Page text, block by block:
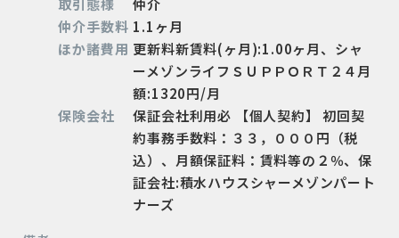
仲介手数料 1.1ヶ月
ほか諸費用 更新料新賃料(ヶ月):1.00ヶ月、シャ
ーメゾンライフＳＵＰＰＯＲＴ２４月
額:1320円/月
保険会社
保証会社利用必 【個人契約】 初回契
約事務手数料：３３，０００円（税
込）、月額保証料：賃料等の２％、保
証会社:積水ハウスシャーメゾンパート
ナーズ